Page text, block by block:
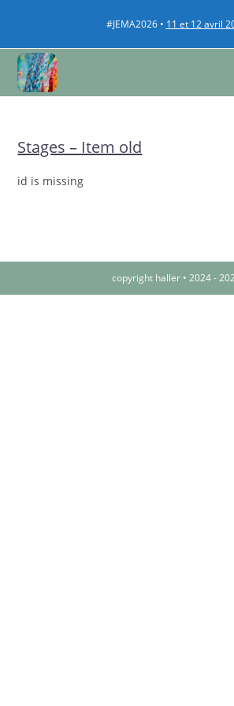
#JEMA2026 • 11 et 12 avril
Stages – Item old
id is missing
copyright haller • 2024 -